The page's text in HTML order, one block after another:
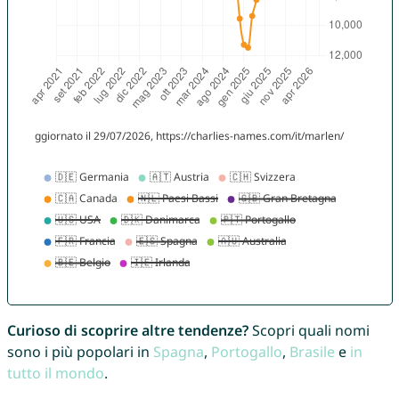
Curioso di scoprire altre tendenze?Scopri quali nomi
sono i più popolari in Spagna, Portogallo, Brasile e in
tutto il mondo.